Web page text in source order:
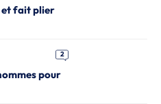
et fait plier
2
pour